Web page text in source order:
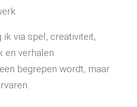
ik via spel, creativiteit,
en verhalen.
begrepen wordt, maar